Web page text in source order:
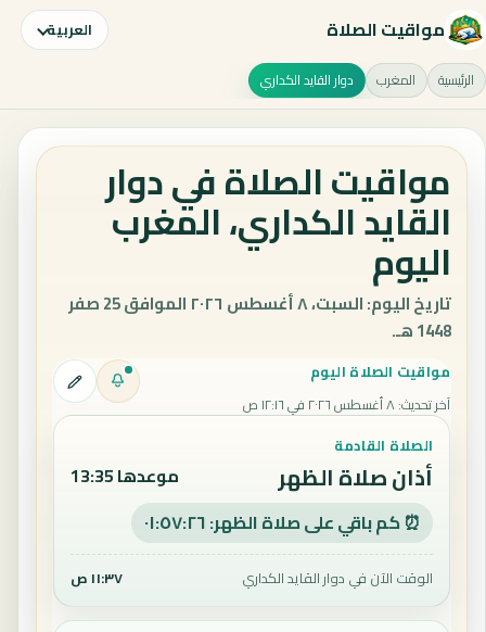
مواقيت الصلاة العربية
الرئيسية المغرب دوار القايد الكداري
مواقيت الصلاة في دوار
القايد الكداري، المغرب
اليوم
تاريخ اليوم: السبت، ٨ أغسطس ٢٠٢٦ الموافق 25 صفر
1448 هـ.
مواقيت الصلاة اليوم
آخر تحديث:٨ أغسطس ٢٠٢٦ في ١٢:١٦ ص
الصلاة القادمة
أذان صلاة الظهر موعدها 13:35
⏰ كم باقي على صلاة الظهر: ٠١:٥٧:٢٦
الوقت الآن في دوار القايد الكداري ١١:٣٧ ص